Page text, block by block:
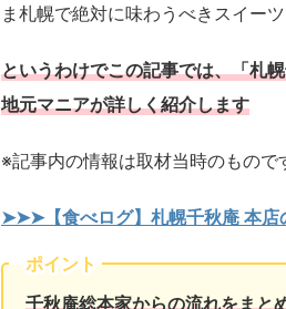
ま札幌で絶対に味わうべきスイー
というわけでこの記事では、「札
地元マニアが詳しく紹介します
※記事内の情報は取材当時のもので
➤➤➤【食べログ】札幌千秋庵 本店
ポイント
千秋庵総本家からの流れをまと